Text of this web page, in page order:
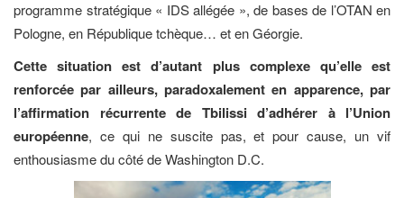
programme stratégique « IDS allégée », de bases de l’OTAN en
Pologne, en République tchèque… et en Géorgie.
Cette situation est d’autant plus complexe qu’elle est
renforcée par ailleurs, paradoxalement en apparence, par
l’affirmation récurrente de Tbilissi d’adhérer à l’Union
européenne, ce qui ne suscite pas, et pour cause, un vif
enthousiasme du côté de Washington D.C.